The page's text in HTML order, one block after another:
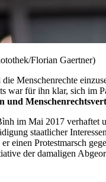
Florian Gaertner)
Menschenrechte
war für ihn klar, sich im
und
im Mai 2017 verhaftet
staatlicher
Protestmarsch
der damaligen